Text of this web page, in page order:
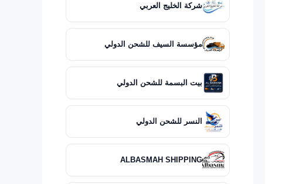
شركة الخليج العربي
مؤسسة السيف للشحن الدولي
بيت البسمة للشحن الدولي
النسر للشحن الدولي
ALBASMAH SHIPPING